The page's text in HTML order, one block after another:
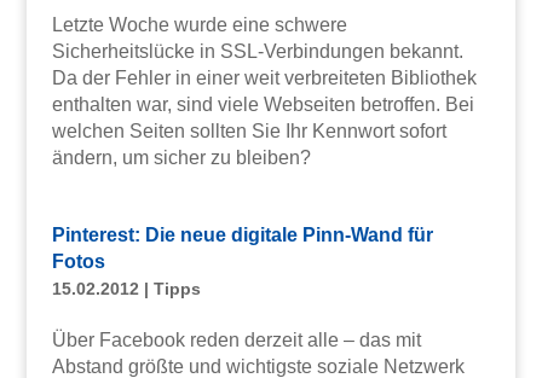
Letzte Woche wurde eine schwere
Sicherheitslücke in SSL-Verbindungen bekannt.
Da der Fehler in einer weit verbreiteten Bibliothek
enthalten war, sind viele Webseiten betroffen. Bei
welchen Seiten sollten Sie Ihr Kennwort sofort
ändern, um sicher zu bleiben?
Pinterest: Die neue digitale Pinn-Wand für
Fotos
15.02.2012 | Tipps
Über Facebook reden derzeit alle – das mit
Abstand größte und wichtigste soziale Netzwerk